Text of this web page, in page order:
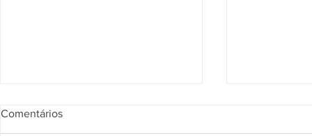
Segunda Seção confirma que
vendedor pode responder por
Comentários